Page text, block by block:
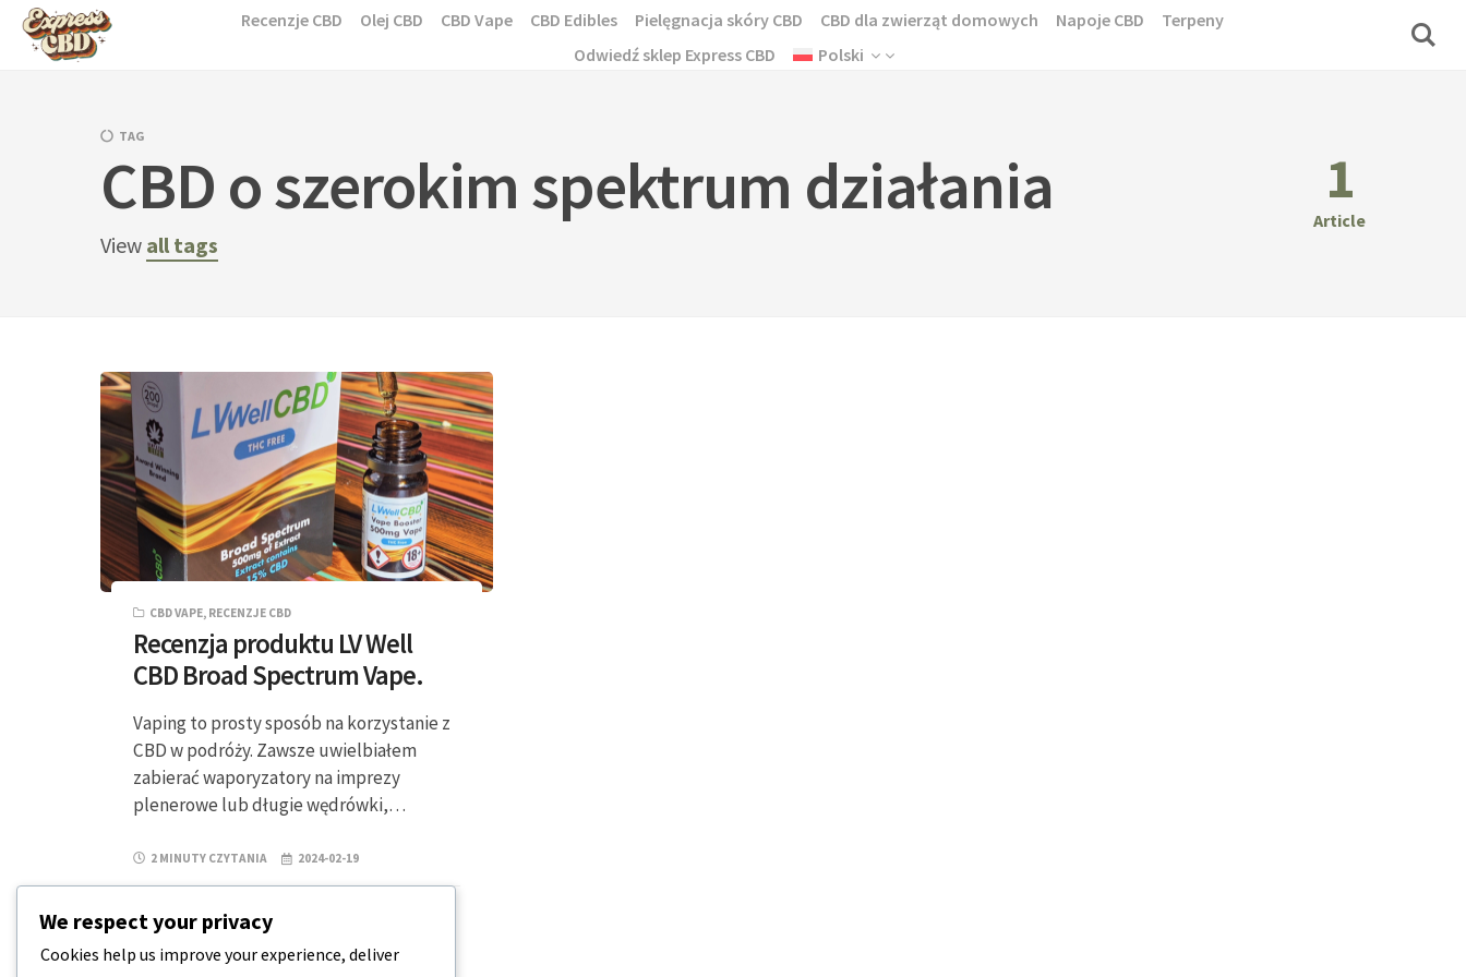
Skip
Recenzje CBD Olej CBD CBD Vape CBD Edibles Pielęgnacja skóry CBD CBD dla zwierząt domowych Napoje CBD
Terpeny
Odwiedź sklep Express CBD
Polski
TAG
CBD o szerokim spektrum działania
View all tags
1
Article
CBD VAPE, RECENZJE CBD
Recenzja produktu LV Well
CBD Broad Spectrum Vape.
Vaping to prosty sposób na korzystanie z
CBD w podróży. Zawsze uwielbiałem
zabierać waporyzatory na imprezy
plenerowe lub długie wędrówki,…
2 MINUTY CZYTANIA 2024-02-19
We respect your privacy
Cookies help us improve your experience, deliver